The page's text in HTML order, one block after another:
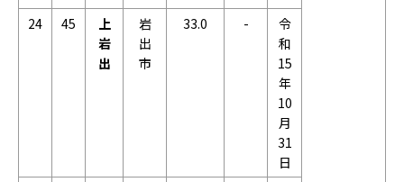
24
45
上
岩
出
岩
出
市
33.0 -
令
和
15
年
10
月
31
日